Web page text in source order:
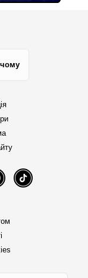
чому
YouTube TikTok